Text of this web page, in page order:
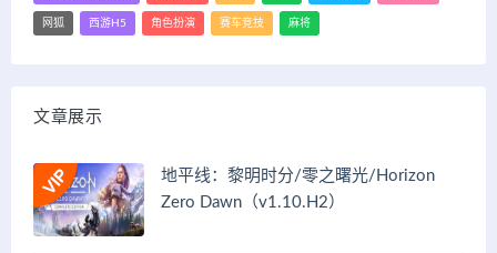
网狐 西游H5 角色扮演 赛车竞技 麻将
文章展示
地平线：黎明时分/零之曙光/Horizon
Zero Dawn（v1.10.H2）